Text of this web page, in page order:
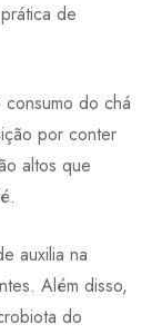
de
consumo do chá
por conter
altos que
auxilia na
Além disso,
do